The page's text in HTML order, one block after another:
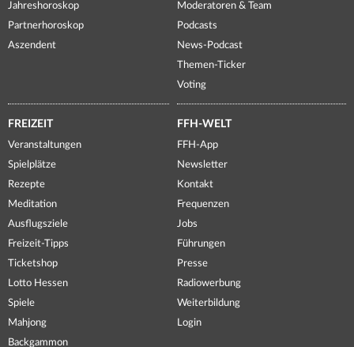
Jahreshoroskop
Partnerhoroskop
Aszendent
Moderatoren & Team
Podcasts
News-Podcast
Themen-Ticker
Voting
FREIZEIT
Veranstaltungen
Spielplätze
Rezepte
Meditation
Ausflugsziele
Freizeit-Tipps
Ticketshop
Lotto Hessen
Spiele
Mahjong
Backgammon
FFH-WELT
FFH-App
Newsletter
Kontakt
Frequenzen
Jobs
Führungen
Presse
Radiowerbung
Weiterbildung
Login